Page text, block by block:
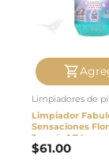
Limpiadores de
Limpiador
Sensaciones
Jazmín 1.7 L
$61.00